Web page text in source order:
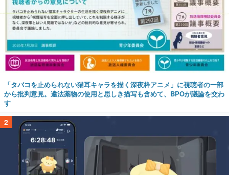
「タバコを止められない猫耳キャラを描く深夜枠アニメ」に視聴者の一部
から批判意見。違法薬物の使用と思しき描写も含めて、BPOが議論を交わ
す
2